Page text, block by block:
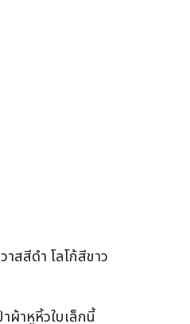
สสีดำ โลโก้สีขาว
ผ้าหูหิ้วใบเล็กนี้